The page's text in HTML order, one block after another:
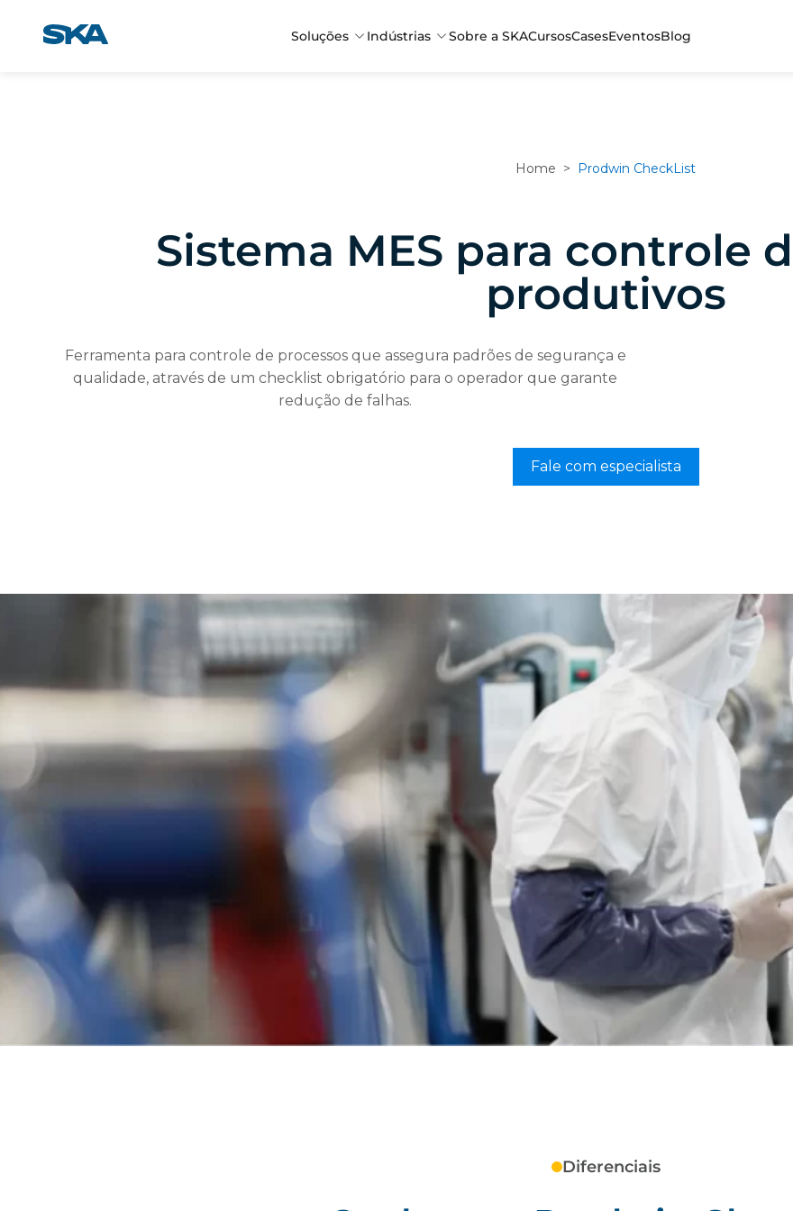
Soluções Indústrias Sobre a SKACursosCasesEventosBlog
Home > Prodwin CheckList
Sistema MES para controle
produtivos
Ferramenta para controle de processos que assegura padrões de segurança e
qualidade, através de um checklist obrigatório para o operador que garante
redução de falhas.
Fale com especialista
Diferenciais